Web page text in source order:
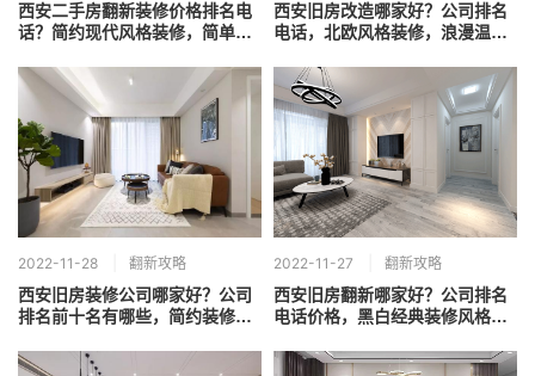
西安二手房翻新装修价格排名电
话？简约现代风格装修，简单纯
西安旧房改造哪家好？公司排名
电话，北欧风格装修，浪漫温馨
2022-11-28 翻新攻略
西安旧房装修公司哪家好？公司
排名前十名有哪些，简约装修风
2022-11-27 翻新攻略
西安旧房翻新哪家好？公司排名
电话价格，黑白经典装修风格效